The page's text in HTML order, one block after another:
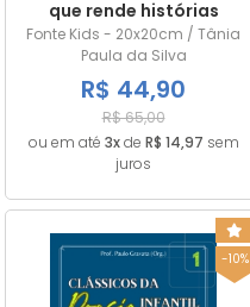
que rende histórias
Fonte Kids - 20x20cm / Tânia
Paula da Silva
R$ 44,90
R$ 65,00
ou em até 3xde R$ 14,97 sem
juros
-10%